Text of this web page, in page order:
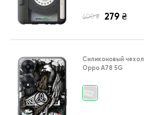
400 ₴ 279 ₴
Силиконовый чехол
Oppo A78 5G